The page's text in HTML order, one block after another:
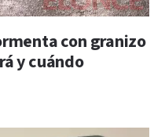
con granizo
y cuándo